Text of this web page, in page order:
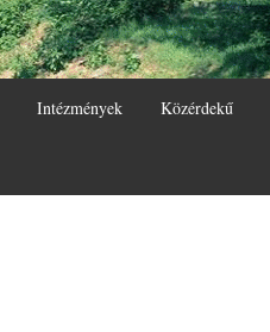
Intézmények Közérdekű